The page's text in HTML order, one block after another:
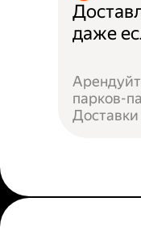
даже
парков-
Доставки